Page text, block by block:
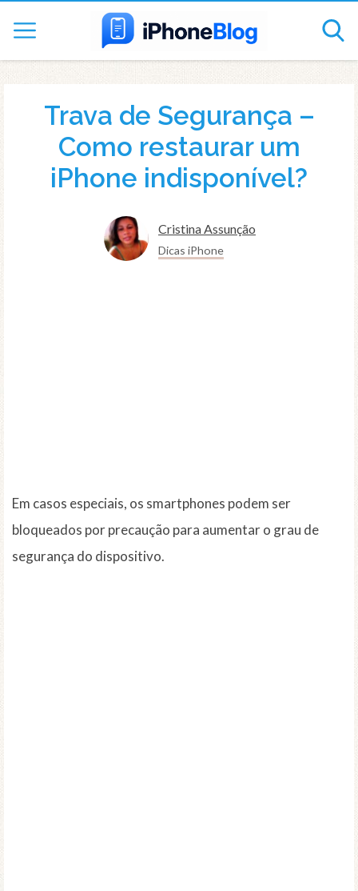
Trava de Segurança –
Como restaurar um
iPhone indisponível?
Cristina Assunção
Dicas iPhone
Em casos especiais, os smartphones podem ser
bloqueados por precaução para aumentar o grau de
segurança do dispositivo.